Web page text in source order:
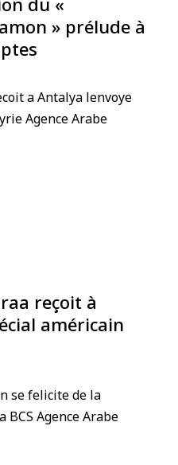
» prélude à
reçoit à
américain